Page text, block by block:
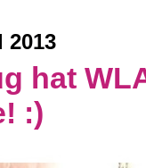
2013
hat
:)